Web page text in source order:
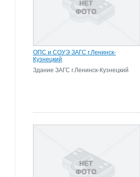
ОПС и СОУЭ ЗАГС г.Ленинск-
Кузнецкий
Здание ЗАГС г.Ленинск-Кузнецкий